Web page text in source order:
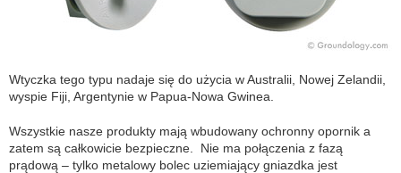
Wtyczka tego typu nadaje się do użycia w Australii, Nowej Zelandii,
wyspie Fiji, Argentynie w Papua-Nowa Gwinea.
Wszystkie nasze produkty mają wbudowany ochronny opornik a
zatem są całkowicie bezpieczne. Nie ma połączenia z fazą
prądową – tylko metalowy bolec uziemiający gniazdka jest